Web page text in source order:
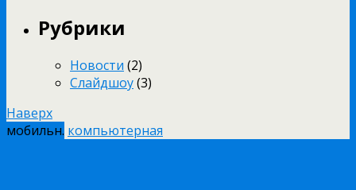
Рубрики
Новости (2)
Слайдшоу(3)
Наверх
мобильн. компьютерная